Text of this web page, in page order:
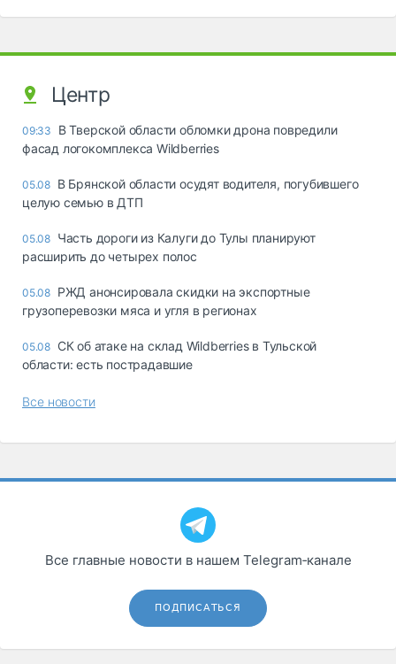
Центр
09:33
В Тверской области обломки дрона повредили
фасад логокомплекса Wildberries
05.08 В Брянской области осудят водителя, погубившего
целую семью в ДТП
05.08 Часть дороги из Калуги до Тулы планируют
расширить до четырех полос
05.08 РЖД анонсировала скидки на экспортные
грузоперевозки мяса и угля в регионах
05.08 СК об атаке на склад Wildberries в Тульской
области: есть пострадавшие
Все новости
Все главные новости в нашем Telegram‑канале
ПОДПИСАТЬСЯ